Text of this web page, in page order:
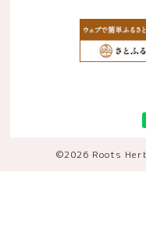
©2026 Roots